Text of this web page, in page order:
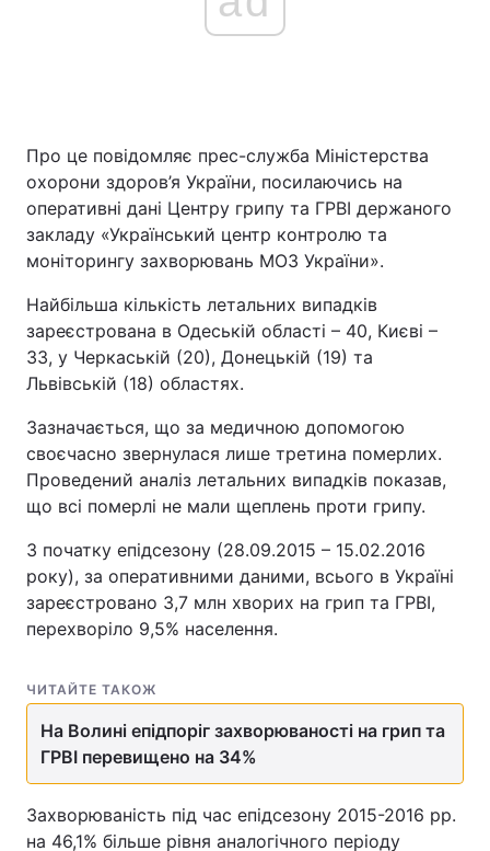
Про це повідомляє прес-служба Міністерства
охорони здоров’я України, посилаючись на
оперативні дані Центру грипу та ГРВІ держаного
закладу «Український центр контролю та
моніторингу захворювань МОЗ України».
Найбільша кількість летальних випадків
зареєстрована в Одеській області – 40, Києві –
33, у Черкаській (20), Донецькій (19) та
Львівській (18) областях.
Зазначається, що за медичною допомогою
своєчасно звернулася лише третина померлих.
Проведений аналіз летальних випадків показав,
що всі померлі не мали щеплень проти грипу.
З початку епідсезону (28.09.2015 – 15.02.2016
року), за оперативними даними, всього в Україні
зареєстровано 3,7 млн хворих на грип та ГРВІ,
перехворіло 9,5% населення.
ЧИТАЙТЕ ТАКОЖ
На Волині епідпоріг захворюваності на грип та
ГРВІ перевищено на 34%
Захворюваність під час епідсезону 2015-2016 рр.
на 46,1% більше рівня аналогічного періоду